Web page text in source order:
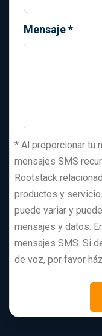
Mensaje*
* Al proporcionar tu
mensajes SMS
Rootstack
productos y
puede variar y
mensajes y datos.
mensajes SMS. Si
de voz, por favor